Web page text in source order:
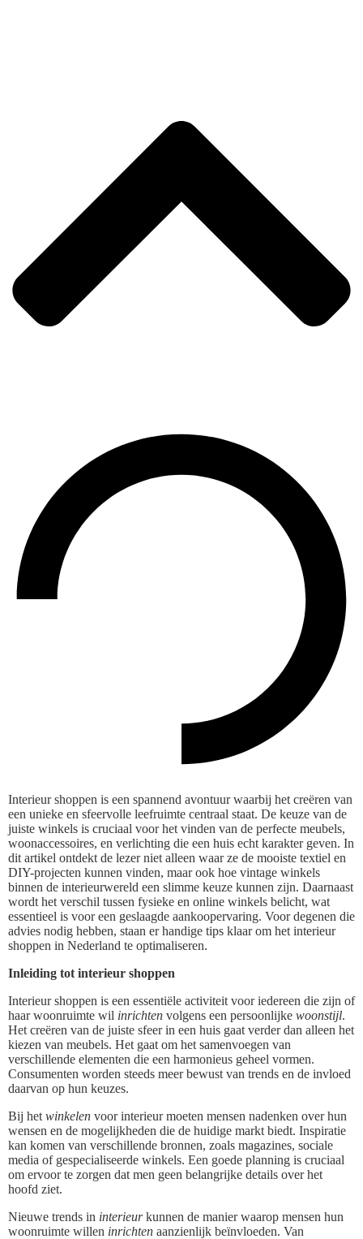
Interieur shoppen is een spannend avontuur waarbij het creëren van
een unieke en sfeervolle leefruimte centraal staat. De keuze van de
juiste winkels is cruciaal voor het vinden van de perfecte meubels,
woonaccessoires, en verlichting die een huis echt karakter geven. In
dit artikel ontdekt de lezer niet alleen waar ze de mooiste textiel en
DIY-projecten kunnen vinden, maar ook hoe vintage winkels
binnen de interieurwereld een slimme keuze kunnen zijn. Daarnaast
wordt het verschil tussen fysieke en online winkels belicht, wat
essentieel is voor een geslaagde aankoopervaring. Voor degenen die
advies nodig hebben, staan er handige tips klaar om het interieur
shoppen in Nederland te optimaliseren.
Inleiding tot interieur shoppen
Interieur shoppen is een essentiële activiteit voor iedereen die zijn of
haar woonruimte wil inrichten volgens een persoonlijke woonstijl.
Het creëren van de juiste sfeer in een huis gaat verder dan alleen het
kiezen van meubels. Het gaat om het samenvoegen van
verschillende elementen die een harmonieus geheel vormen.
Consumenten worden steeds meer bewust van trends en de invloed
daarvan op hun keuzes.
Bij het winkelen voor interieur moeten mensen nadenken over hun
wensen en de mogelijkheden die de huidige markt biedt. Inspiratie
kan komen van verschillende bronnen, zoals magazines, sociale
media of gespecialiseerde winkels. Een goede planning is cruciaal
om ervoor te zorgen dat men geen belangrijke details over het
hoofd ziet.
Nieuwe trends in interieurkunnen de manier waarop mensen hun
woonruimte willen inrichten aanzienlijk beïnvloeden. Van